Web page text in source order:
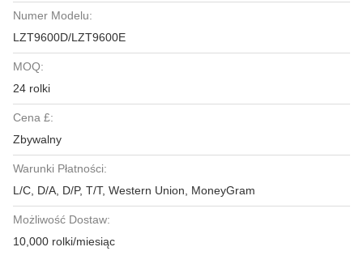
Numer Modelu:
LZT9600D/LZT9600E
MOQ:
24 rolki
Cena £:
Zbywalny
Warunki Płatności:
L/C, D/A, D/P, T/T, Western Union, MoneyGram
Możliwość Dostaw:
10,000 rolki/miesiąc